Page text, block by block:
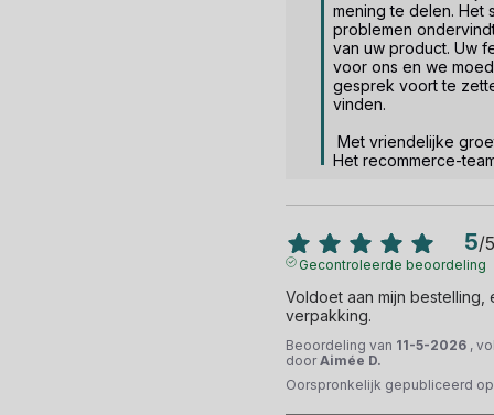
mening te delen. Het
problemen
van uw product. Uw
voor ons en we
gesprek voort te
vinden.
Het recommerce-
5/5
Gecontroleerde beoordeling
Voldoet aan mijn
verpakking.
Beoordeling van 11-5-2026 ,
doorAimée D.
Oorspronkelijk gepubliceerd